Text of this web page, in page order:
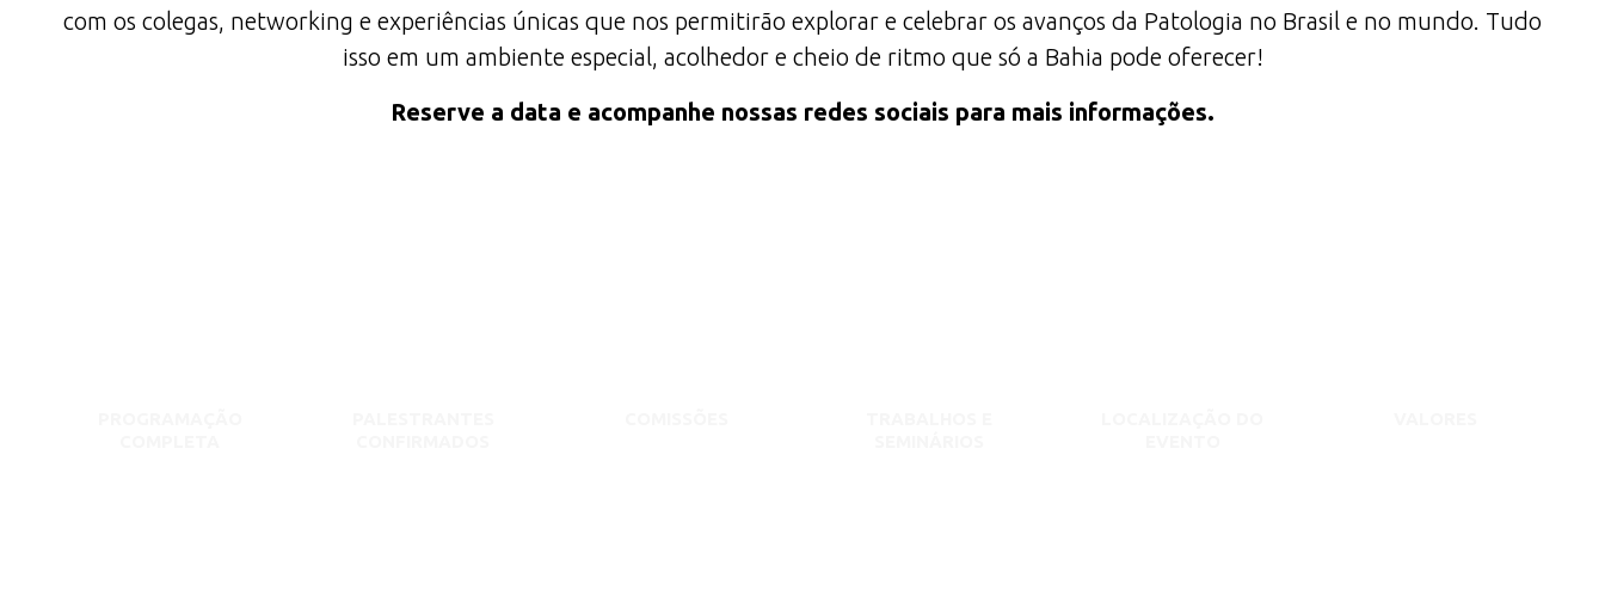
com os colegas, networking e experiências únicas que nos permitirão explorar e celebrar os avanços da Patologia no Brasil e no mundo. Tudo
isso em um ambiente especial, acolhedor e cheio de ritmo que só a Bahia pode oferecer!
Reserve a data e acompanhe nossas redes sociais para mais informações.